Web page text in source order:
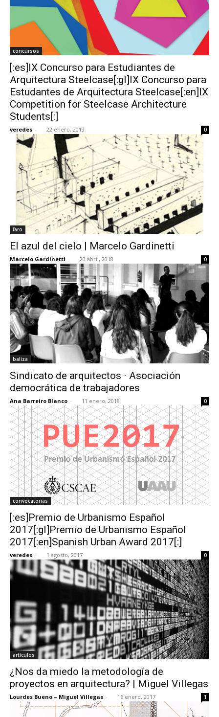
concursos
[:es]IX Concurso para Estudiantes de
Arquitectura Steelcase[:gl]IX Concurso para
Estudantes de Arquitectura Steelcase[:en]IX
Competition for Steelcase Architecture
Students[:]
veredes - 22 enero, 2019 0
faro
El azul del cielo | Marcelo Gardinetti
Marcelo Gardinetti - 20 abril, 2018 0
baliza
Sindicato de arquitectos · Asociación
democrática de trabajadores
Ana Barreiro Blanco - 11 enero, 2018 0
convocatorias
[:es]Premio de Urbanismo Español
2017[:gl]Premio de Urbanismo Español
2017[:en]Spanish Urban Award 2017[:]
veredes - 1 agosto, 2017 0
artículos
¿Nos da miedo la metodología de
proyectos en arquitectura? | Miguel Villegas
Lourdes Bueno – Miguel Villegas - 16 enero, 2017 1